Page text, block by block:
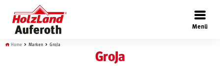
Menü
×
Home Marken GroJa
GroJa